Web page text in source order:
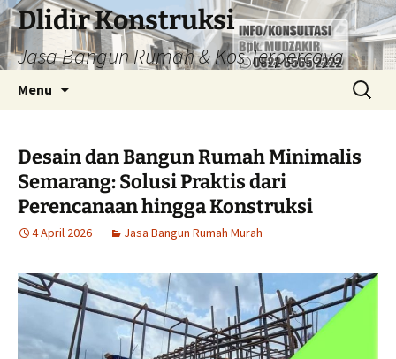
Dlidir Konstruksi
Jasa Bangun Rumah & Kos Terpercaya
Menu
Cari
untuk:
Desain dan Bangun Rumah Minimalis
Semarang: Solusi Praktis dari
Perencanaan hingga Konstruksi
4 April 2026 Jasa Bangun Rumah Murah